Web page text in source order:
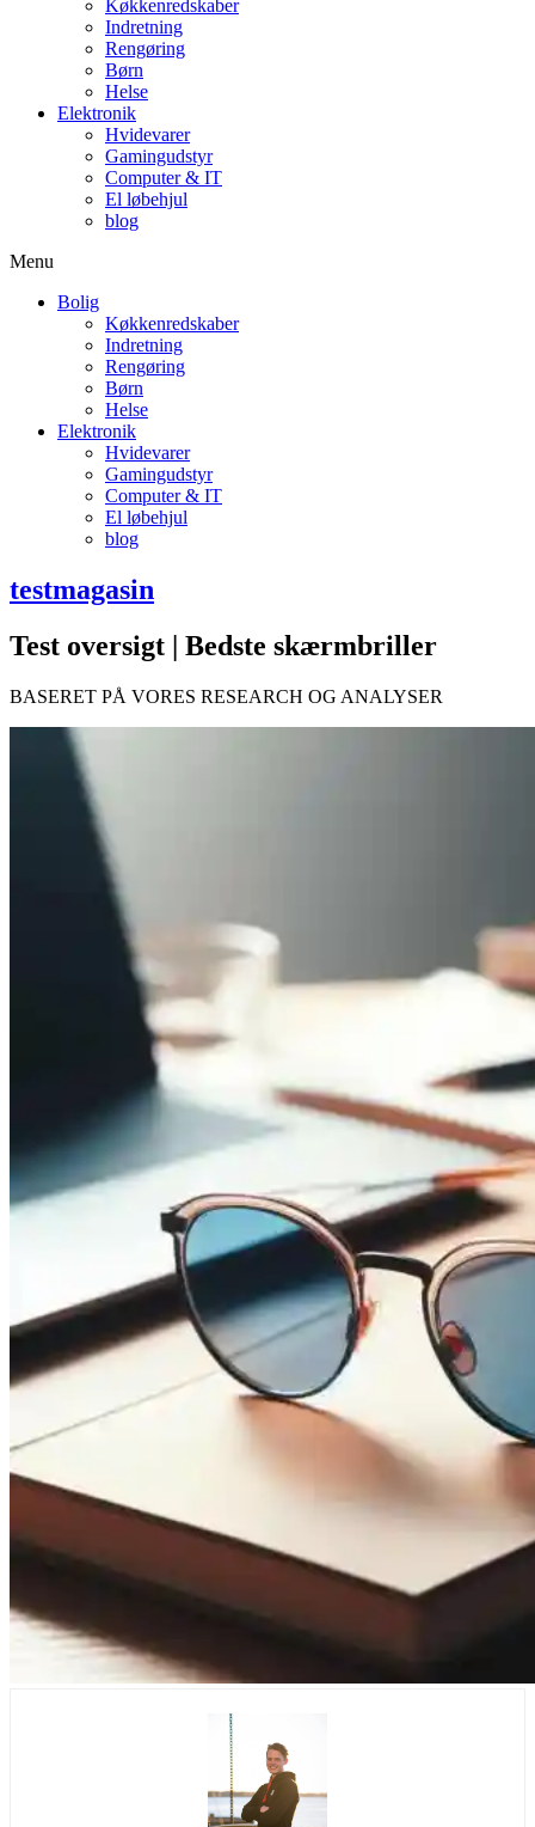
Køkkenredskaber
Indretning
Rengøring
Børn
Helse
Elektronik
Hvidevarer
Gamingudstyr
Computer & IT
El løbehjul
blog
Menu
Bolig
Køkkenredskaber
Indretning
Rengøring
Børn
Helse
Elektronik
Hvidevarer
Gamingudstyr
Computer & IT
El løbehjul
blog
testmagasin
Test oversigt | Bedste skærmbriller
BASERET PÅ VORES RESEARCH OG ANALYSER